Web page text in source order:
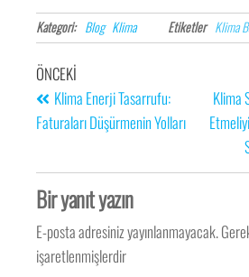
Kategori: Blog Klima Etiketler Klima
ÖNCEKI
Klima Enerji Tasarrufu:
Faturaları Düşürmenin Yolları
Klima
Bir yanıt yazın
E-posta adresiniz yayınlanmayacak.
işaretlenmişlerdir